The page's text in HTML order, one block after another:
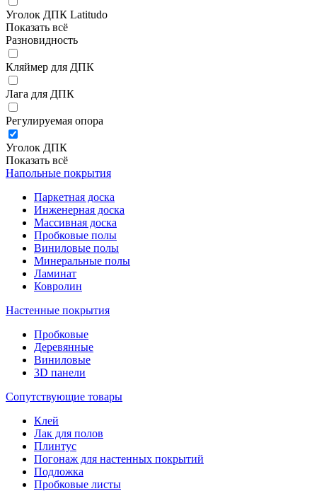
Уголок ДПК Latitudo
Показать всё
Разновидность
Кляймер для ДПК
Лага для ДПК
Регулируемая опора
Уголок ДПК
Показать всё
Напольные покрытия
Паркетная доска
Инженерная доска
Массивная доска
Пробковые полы
Виниловые полы
Минеральные полы
Ламинат
Ковролин
Настенные покрытия
Пробковые
Деревянные
Виниловые
3D панели
Сопутствующие товары
Клей
Лак для полов
Плинтус
Погонаж для настенных покрытий
Подложка
Пробковые листы